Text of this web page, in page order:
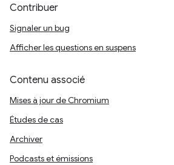
Contribuer
Signaler un bug
Afficher les questions en suspens
Contenu associé
Mises à jour de Chromium
Études de cas
Archiver
Podcasts et émissions